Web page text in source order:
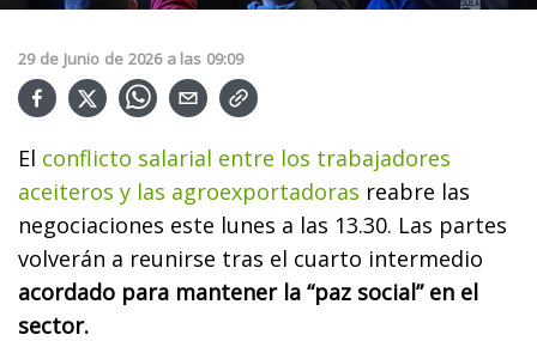
29 de Junio de 2026 a las 09:09
El conflicto salarial entre los trabajadores
aceiteros y las agroexportadoras reabre las
negociaciones este lunes a las 13.30. Las partes
volverán a reunirse tras el cuarto intermedio
acordado para mantener la “paz social” en el
sector.